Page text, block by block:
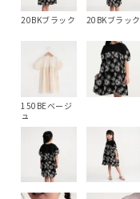
20BKブラック 20BKブラック
150BEベージ
ュ